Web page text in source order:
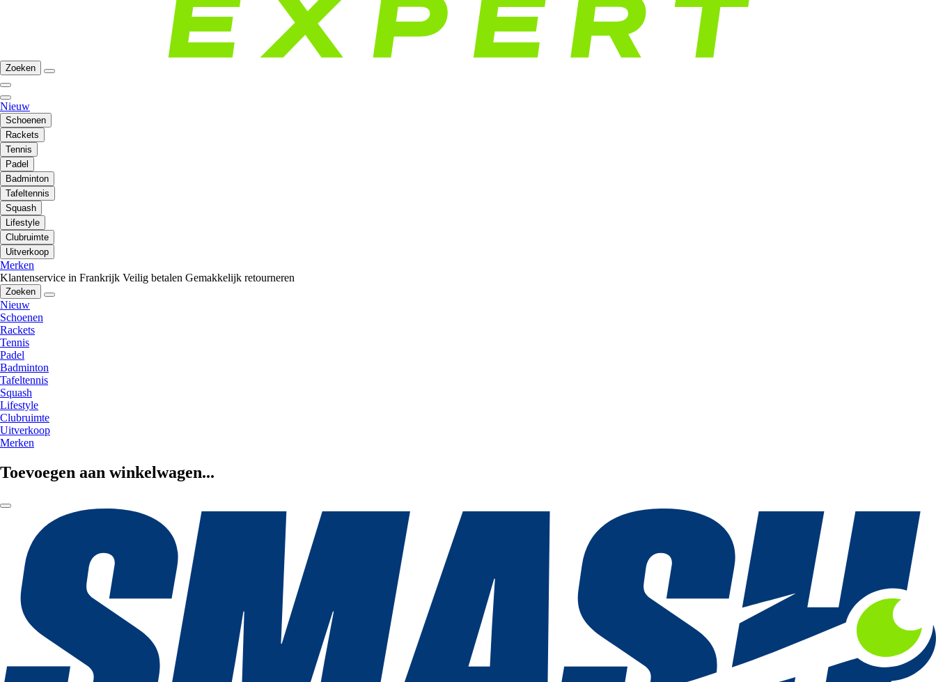
Zoeken
Nieuw
Schoenen
Rackets
Tennis
Padel
Badminton
Tafeltennis
Squash
Lifestyle
Clubruimte
Uitverkoop
Merken
Klantenservice in Frankrijk Veilig betalen Gemakkelijk retourneren
Zoeken
Nieuw
Schoenen
Rackets
Tennis
Padel
Badminton
Tafeltennis
Squash
Lifestyle
Clubruimte
Uitverkoop
Merken
Toevoegen aan winkelwagen...